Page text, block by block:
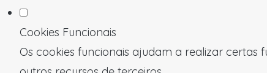
Cookies Funcionais
Os cookies funcionais ajudam a realizar